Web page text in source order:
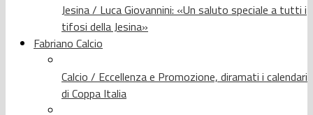
Jesina / Luca Giovannini: «Un saluto speciale a tutti i
tifosi della Jesina»
Fabriano Calcio
Calcio / Eccellenza e Promozione, diramati i calendari
di Coppa Italia